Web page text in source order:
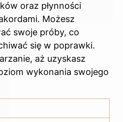
oraz płynności
Możesz
swoje próby, co
się w poprawki.
aż uzyskasz
wykonania swojego